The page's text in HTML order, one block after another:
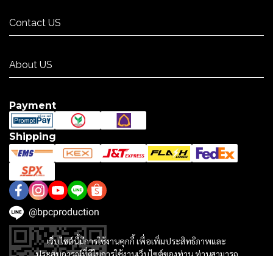
เว็บไซต์นี้มีการใช้งานคุกกี้ เพื่อเพิ่มประสิทธิภาพและ
ประสบการณ์ที่ดีในการใช้งานเว็บไซต์ของท่าน ท่านสามารถ
Contact US
About US
Payment
Shipping
@bpcproduction